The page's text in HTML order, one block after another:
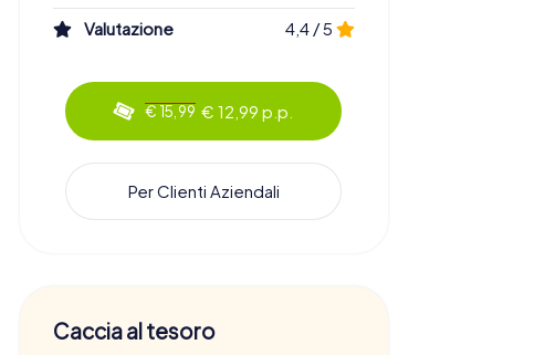
Valutazione
4,4 / 5
€ 15,99 € 12,99 p.p.
Per Clienti Aziendali
Caccia al tesoro